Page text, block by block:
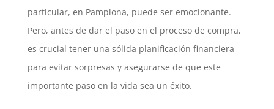
particular, en Pamplona, puede ser emocionante.
Pero, antes de dar el paso en el proceso de compra,
es crucial tener una sólida planificación financiera
para evitar sorpresas y asegurarse de que este
importante paso en la vida sea un éxito.